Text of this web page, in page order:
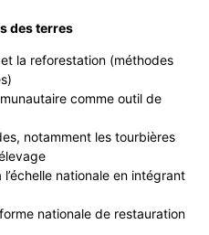
des terres
la reforestation (méthodes
comme outil de
notamment les tourbières
l’échelle nationale en intégrant
nationale de restauration